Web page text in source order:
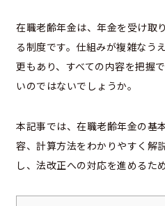
在職老齢年金は、年金を受け取
る制度です。仕組みが複雑なう
更もあり、すべての内容を把握
いのではないでしょうか。
本記事では、在職老齢年金の基
容、計算方法をわかりやすく解
し、法改正への対応を進めるた